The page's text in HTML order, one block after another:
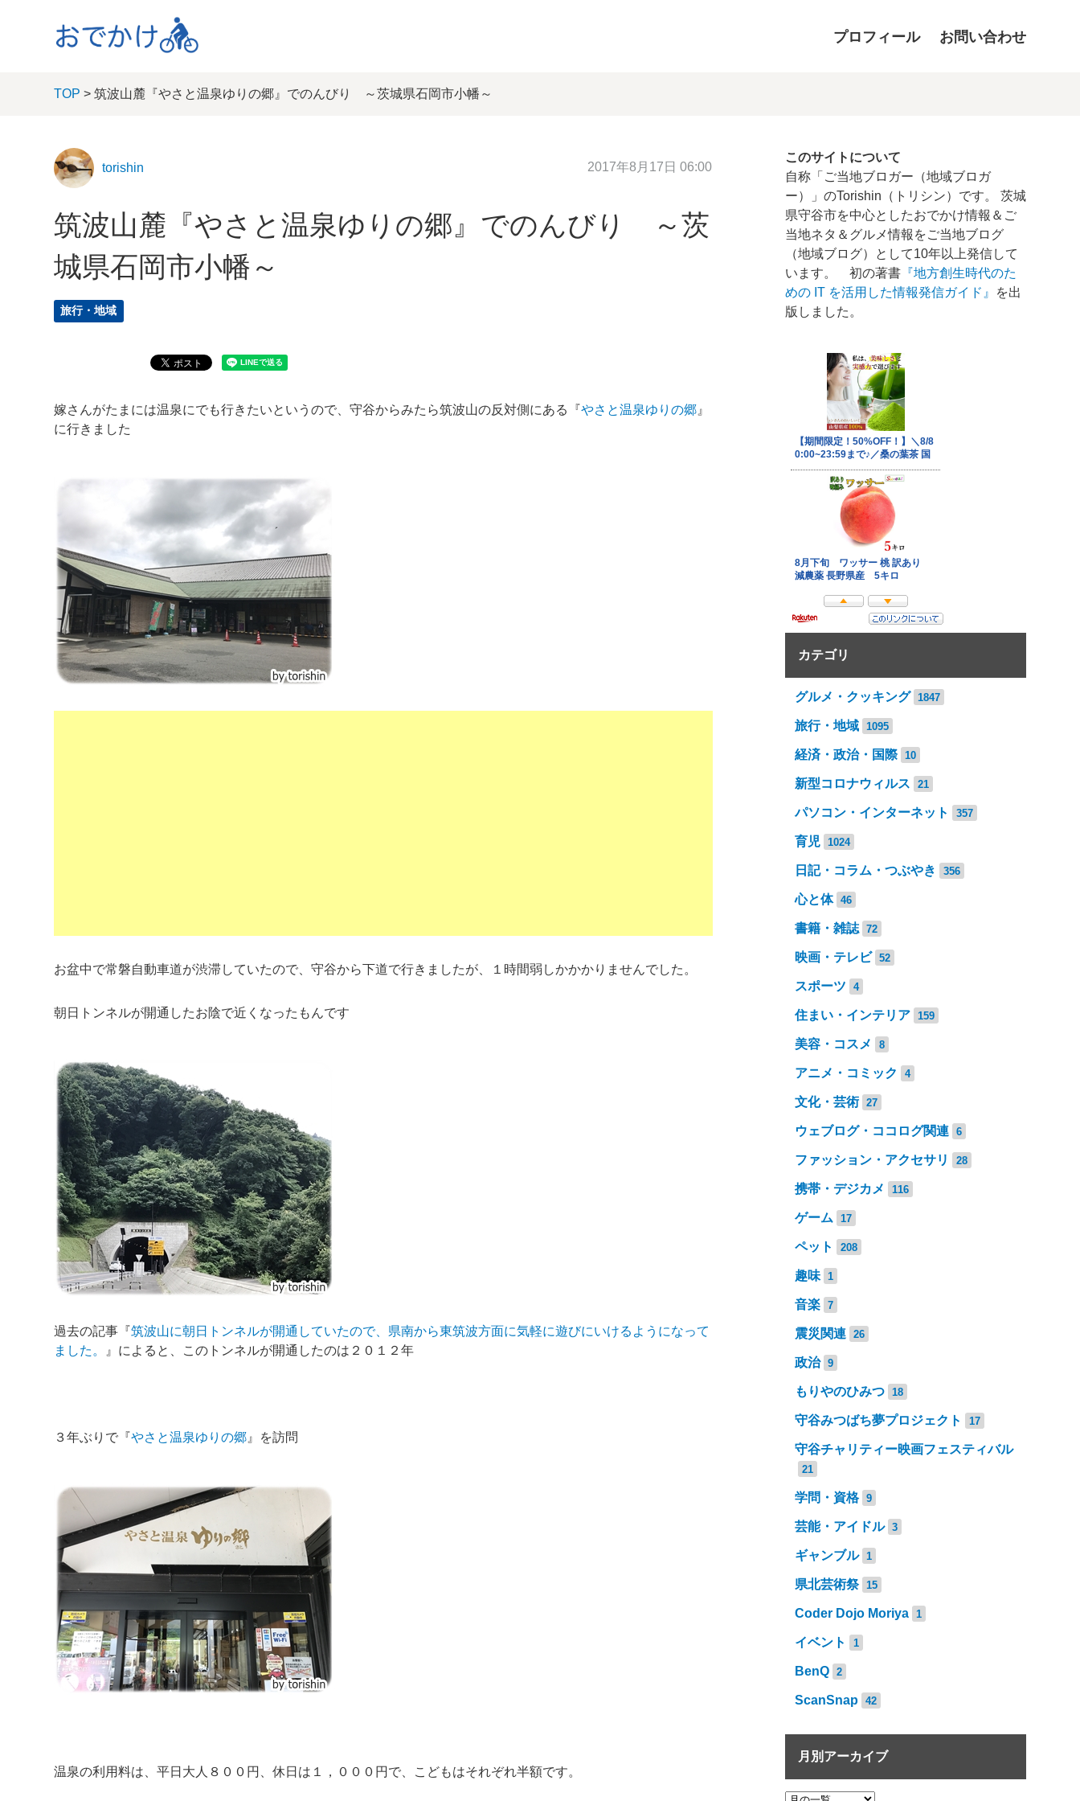
プロフィール お問い合わせ
TOP > 筑波山麓『やさと温泉ゆりの郷』でのんびり ～茨城県石岡市小幡～
torishin 2017年8月17日 06:00
筑波山麓『やさと温泉ゆりの郷』でのんびり ～茨
城県石岡市小幡～
旅行・地域
嫁さんがたまには温泉にでも行きたいというので、守谷からみたら筑波山の反対側にある『やさと温泉ゆりの郷 』
に行きました
お盆中で常磐自動車道が渋滞していたので、守谷から下道で行きましたが、１時間弱しかかかりませんでした。
朝日トンネルが開通したお陰で近くなったもんです
過去の記事『筑波山に朝日トンネルが開通していたので、県南から東筑波方面に気軽に遊びにいけるようになって
ました。
』によると、このトンネルが開通したのは２０１２年
３年ぶりで『やさと温泉ゆりの郷 』を訪問
温泉の利用料は、平日大人８００円、休日は１，０００円で、こどもはそれぞれ半額です。
このサイトについて
自称「ご当地ブロガー（地域ブロガ
ー）」のTorishin（トリシン）です。 茨城
県守谷市を中心としたおでかけ情報＆ご
当地ネタ＆グルメ情報をご当地ブログ
（地域ブログ）として10年以上発信して
います。 初の著書『地方創生時代のた
めの IT を活用した情報発信ガイド』
を出
版しました。
カテゴリ
グルメ・クッキング 1847
旅行・地域 1095
経済・政治・国際 10
新型コロナウィルス 21
パソコン・インターネット 357
育児 1024
日記・コラム・つぶやき 356
心と体 46
書籍・雑誌 72
映画・テレビ 52
スポーツ 4
住まい・インテリア 159
美容・コスメ 8
アニメ・コミック 4
文化・芸術 27
ウェブログ・ココログ関連 6
ファッション・アクセサリ 28
携帯・デジカメ 116
ゲーム 17
ペット 208
趣味 1
音楽 7
震災関連 26
政治 9
もりやのひみつ 18
守谷みつばち夢プロジェクト 17
守谷チャリティー映画フェスティバル
21
学問・資格 9
芸能・アイドル 3
ギャンブル 1
県北芸術祭 15
Coder Dojo Moriya 1
イベント 1
BenQ 2
ScanSnap 42
月別アーカイブ